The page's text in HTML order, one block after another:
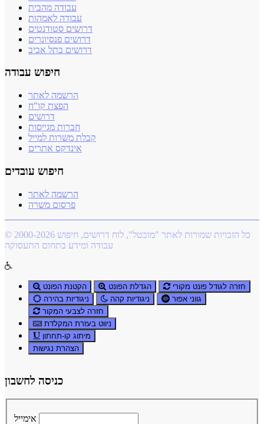
עבודה מהבית
עבודה לאמהות
דרושים סטודנטים
דרושים פנסיונרים
דרושים בתל אביב
חיפוש עבודה
הרשמה לאתר
הפצת קו"ח
דרושים
חברות מגייסות
קבלת משרות למייל
אינדקס אתרים
חיפוש עובדים
הרשמה לאתר
פרסום משרה
© 2000-2026 כל הזכויות שמורות לאתר "מובטל", לוח דרושים, חיפוש
עבודה ומידע בתחום התעסוקה
הקטנת הפונט הגדלת הפונט
חזרה לגודל פונט מקורי
ניגודיות בהירה
ניגודיות קהה
גווני אפור
חזרה לצבעי המקור
ניווט בעזרת המקלדת
מיתוג קו-תחתון
הצהרת נגישות
כניסה לחשבון
אימייל